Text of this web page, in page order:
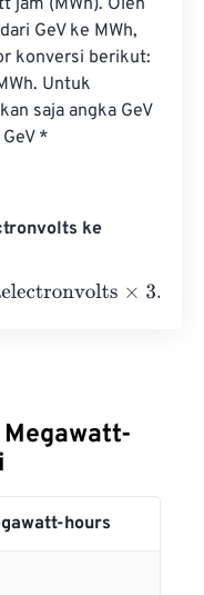
jam (MWh). Oleh
GeV ke MWh,
konversi berikut:
Untuk
saja angka GeV
*
ke
×
hours